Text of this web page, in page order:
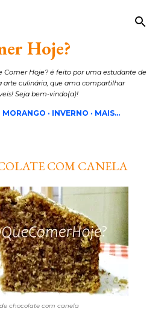
Hoje?
Comer Hoje? é feito por uma estudante de
arte culinária, que ama compartilhar
Seja bem-vindo(a)!
MORANGO INVERNO MAIS…
COM CANELA
chocolate com canela